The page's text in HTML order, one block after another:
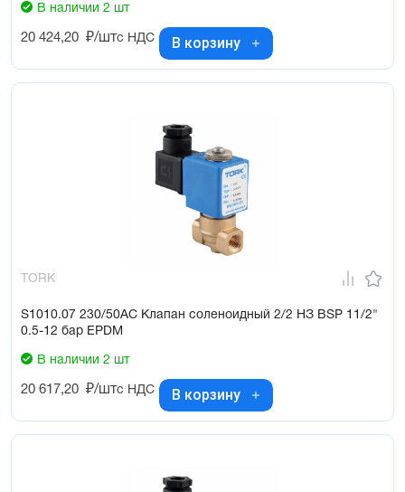
В наличии 2 шт
20 424,20 ₽/штс НДС В корзину
TORK
S1010.07 230/50AC Клапан соленоидный 2/2 НЗ BSP 11/2"
0.5-12 бар EPDM
В наличии 2 шт
20 617,20 ₽/штс НДС В корзину